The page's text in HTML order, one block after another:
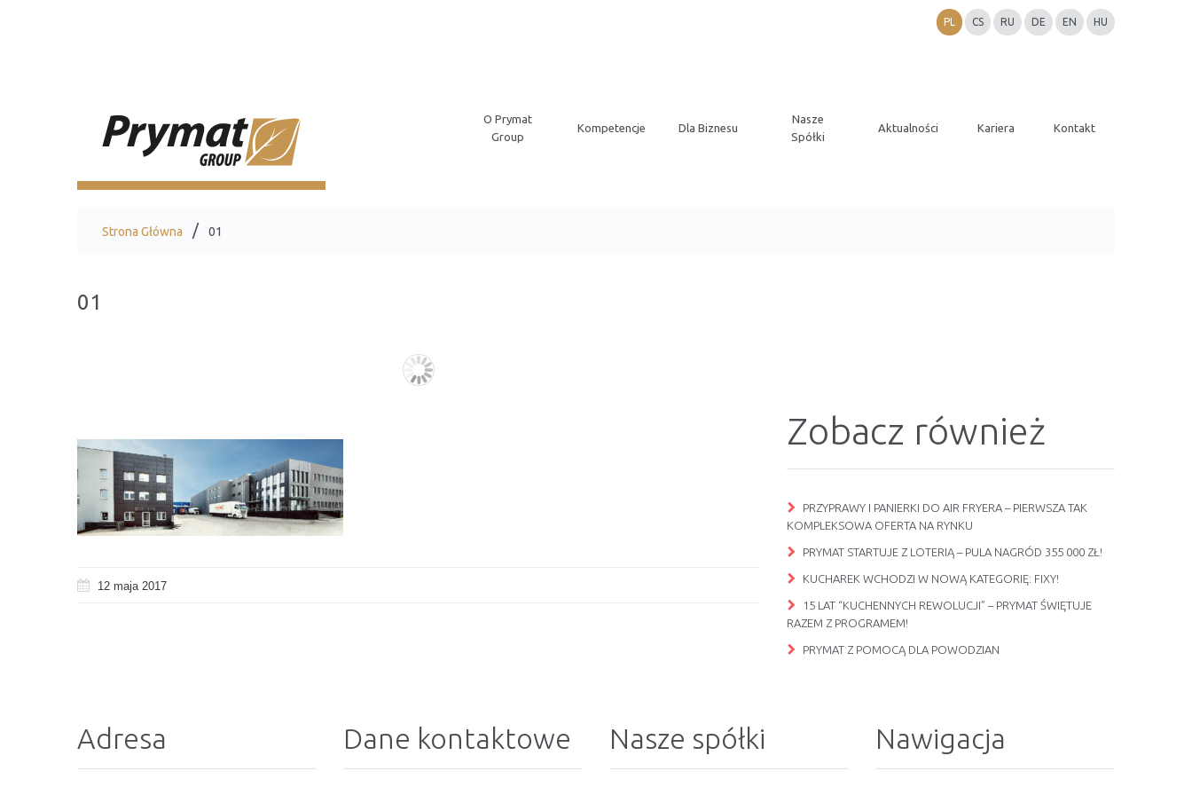
PL CS RU DE EN HU
O Prymat
Group
Kompetencje Dla Biznesu
Nasze
Spółki
Aktualności Kariera Kontakt
Strona Główna 01
01
12 maja 2017
Zobacz również
PRZYPRAWY I PANIERKI DO AIR FRYERA – PIERWSZA TAK
KOMPLEKSOWA OFERTA NA RYNKU
PRYMAT STARTUJE Z LOTERIĄ – PULA NAGRÓD 355 000 ZŁ!
KUCHAREK WCHODZI W NOWĄ KATEGORIĘ: FIXY!
15 LAT “KUCHENNYCH REWOLUCJI” – PRYMAT ŚWIĘTUJE
RAZEM Z PROGRAMEM!
PRYMAT Z POMOCĄ DLA POWODZIAN
Adresa Dane kontaktowe Nasze spółki Nawigacja